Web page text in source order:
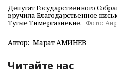
Депутат Государственного
вручила Благодарственное
Тутые Тимергазиевне. Фото:
Автор: Марат АМИНЕВ
Читайте нас